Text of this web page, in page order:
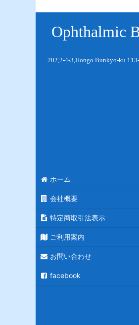
Ophthalmic
202,2-4-3,Hongo Bunkyo-ku
ホーム
会社概要
特定商取引法表示
ご利用案内
お問い合わせ
facebook